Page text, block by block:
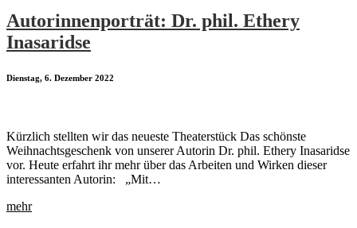
Autorinnenporträt: Dr. phil. Ethery
Inasaridse
Dienstag, 6. Dezember 2022
Kürzlich stellten wir das neueste Theaterstück Das schönste
Weihnachtsgeschenk von unserer Autorin Dr. phil. Ethery Inasaridse
vor. Heute erfahrt ihr mehr über das Arbeiten und Wirken dieser
interessanten Autorin: „Mit…
mehr